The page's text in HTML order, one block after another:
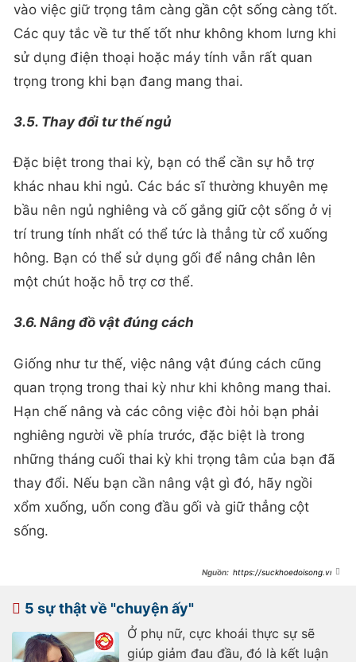
vào việc giữ trọng tâm càng gần cột sống càng tốt.
Các quy tắc về tư thế tốt như không khom lưng khi
sử dụng điện thoại hoặc máy tính vẫn rất quan
trọng trong khi bạn đang mang thai.
3.5. Thay đổi tư thế ngủ
Đặc biệt trong thai kỳ, bạn có thể cần sự hỗ trợ
khác nhau khi ngủ. Các bác sĩ thường khuyên mẹ
bầu nên ngủ nghiêng và cố gắng giữ cột sống ở vị
trí trung tính nhất có thể tức là thẳng từ cổ xuống
hông. Bạn có thể sử dụng gối để nâng chân lên
một chút hoặc hỗ trợ cơ thể.
3.6. Nâng đồ vật đúng cách
Giống như tư thế, việc nâng vật đúng cách cũng
quan trọng trong thai kỳ như khi không mang thai.
Hạn chế nâng và các công việc đòi hỏi bạn phải
nghiêng người về phía trước, đặc biệt là trong
những tháng cuối thai kỳ khi trọng tâm của bạn đã
thay đổi. Nếu bạn cần nâng vật gì đó, hãy ngồi
xổm xuống, uốn cong đầu gối và giữ thẳng cột
sống.
https://suckhoedoisong.vn/6
5 sự thật về "chuyện ấy"
Ở phụ nữ, cực khoái thực sự sẽ
giúp giảm đau đầu, đó là kết luận